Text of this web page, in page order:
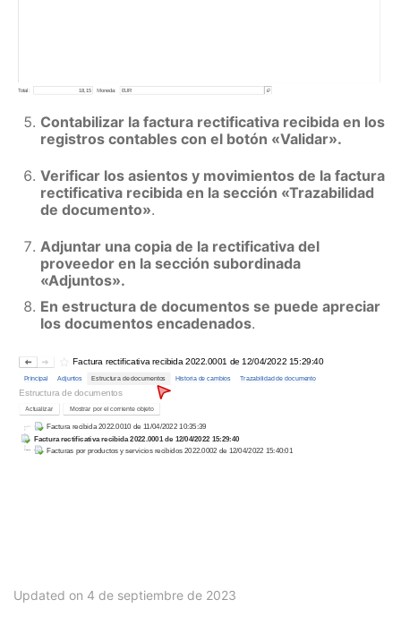
Contabilizar la factura rectificativa recibida en los
registros contables con el botón «Validar».
Verificar los asientos y movimientos de la factura
rectificativa recibida en la sección «Trazabilidad
de documento».
Adjuntar una copia de la rectificativa del
proveedor en la sección subordinada
«Adjuntos».
En estructura de documentos se puede apreciar
los documentos encadenados.
Updated on 4 de septiembre de 2023